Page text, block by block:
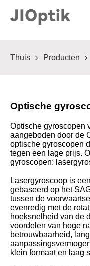
Thuis Producten
Optische
Optische gyroscopen
aangeboden door de
optische gyroscopen
tegen een lage prijs.
gyroscopen:
Lasergyroscoop is
gebaseerd op het
tussen de
evenredig met de
hoeksnelheid van de
voordelen van hoge
betrouwbaarheid,
klein formaat en laag